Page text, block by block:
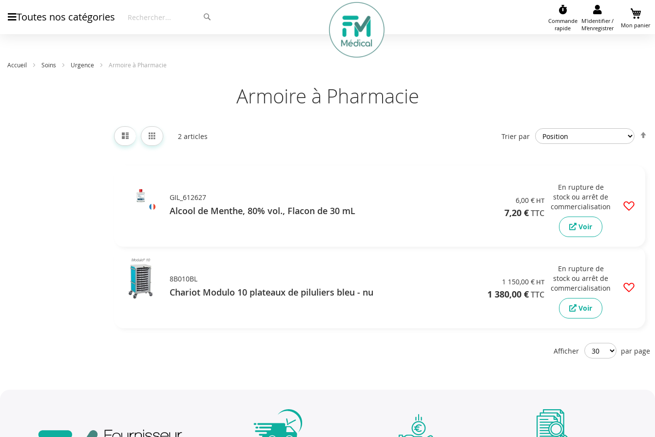
Toutes nos catégories
Commande
rapide
Mon panier
M'identifier /
M'enregistrer
Accueil Soins Urgence Armoire à Pharmacie
Armoire à Pharmacie
Afficher
en
Liste Grille 2 articles Trier par
GIL_612627
Alcool de Menthe, 80% vol., Flacon de 30 mL
6,00 €
7,20 €
En rupture de
stock ou arrêt de
commercialisation
Voir
8B010BL
Chariot Modulo 10 plateaux de piluliers bleu - nu
1 150,00 €
1 380,00 €
En rupture de
stock ou arrêt de
commercialisation
Voir
Afficher par page